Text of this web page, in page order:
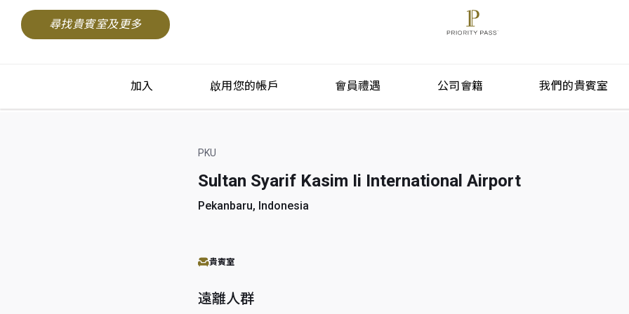
尋找貴賓室及更多
加入 啟用您的帳戶 會員禮遇 公司會籍 我們的貴賓室
PKU
Sultan Syarif Kasim Ii International Airport
Pekanbaru, Indonesia
貴賓室
遠離人群